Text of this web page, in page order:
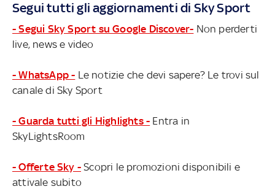
Segui tutti gli aggiornamenti di Sky Sport
- Segui Sky Sport su Google Discover- Non perderti
live, news e video
- WhatsApp - Le notizie che devi sapere? Le trovi sul
canale di Sky Sport
- Guarda tutti gli Highlights - Entra in
SkyLightsRoom
- Offerte Sky - Scopri le promozioni disponibili e
attivale subito